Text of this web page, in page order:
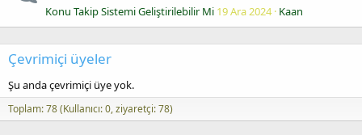
Konu Takip Sistemi Geliştirilebilir Mi 19 Ara 2024 Kaan
Çevrimiçi üyeler
Şu anda çevrimiçi üye yok.
Toplam: 78 (Kullanıcı: 0, ziyaretçi: 78)